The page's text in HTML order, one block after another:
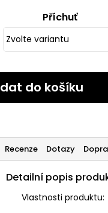
Příchuť
do košíku
Recenze Dotazy
Detailní popis
Vlastnosti produktu: